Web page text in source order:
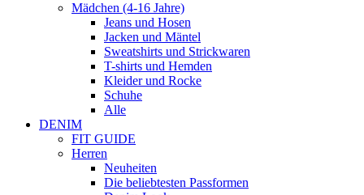
Mädchen (4-16 Jahre)
Jeans und Hosen
Jacken und Mäntel
Sweatshirts und Strickwaren
T-shirts und Hemden
Kleider und Rocke
Schuhe
Alle
DENIM
FIT GUIDE
Herren
Neuheiten
Die beliebtesten Passformen